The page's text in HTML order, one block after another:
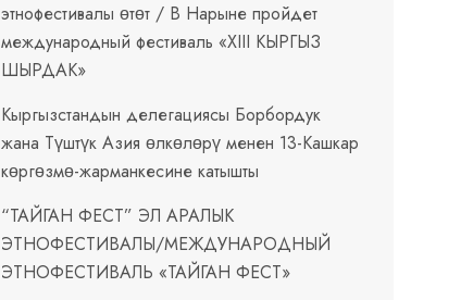
этнофестивалы өтөт / В Нарыне пройдет
международный фестиваль «XIII КЫРГЫЗ
ШЫРДАК»
Кыргызстандын делегациясы Борбордук
жана Түштүк Азия өлкөлөрү менен 13-Кашкар
көргөзмө-жарманкесине катышты
“ТАЙГАН ФЕСТ” ЭЛ АРАЛЫК
ЭТНОФЕСТИВАЛЫ/МЕЖДУНАРОДНЫЙ
ЭТНОФЕСТИВАЛЬ «ТАЙГАН ФЕСТ»